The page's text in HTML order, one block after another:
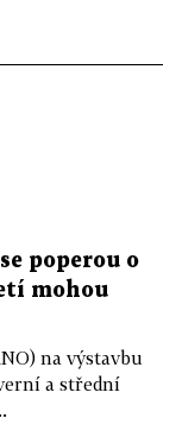
poperou o
mohou
na výstavbu
a střední